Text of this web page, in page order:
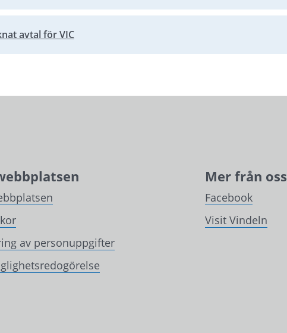
avtal för VIC
av personuppgifter
Mer från oss
Facebook
Visit Vindeln